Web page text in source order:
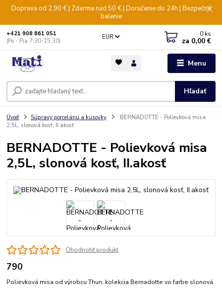
Doprava od 2,90 € | Zdarma nad 50 € | Doručenie do 24h | Bezpečné
balenie
Menu
EUR
Hľadať
+421 908 861 051
(Po - Pia 7:30-15:30)
0 ks
za 0,00 €
Úvod Súpravy porcelánu a kusovky
BERNADOTTE - Polievková misa
2,5L, slonová kosť, II.akosť
BERNADOTTE - Polievková misa
2,5L, slonová kosť, II.akosť
Ohodnotiť produkt
790
Polievková misa od výrobcu Thun, kolekcia Bernadotte vo farbe slonová